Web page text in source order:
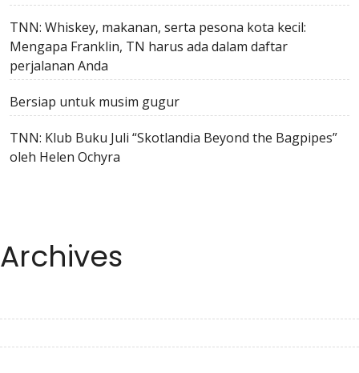
TNN: Whiskey, makanan, serta pesona kota kecil:
Mengapa Franklin, TN harus ada dalam daftar
perjalanan Anda
Bersiap untuk musim gugur
TNN: Klub Buku Juli “Skotlandia Beyond the Bagpipes”
oleh Helen Ochyra
Archives